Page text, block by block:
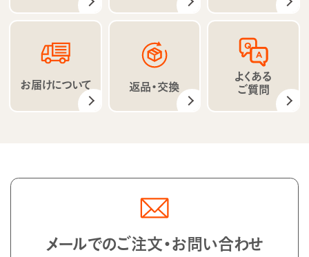
お届けについて 返品・交換
よくある
ご質問
メールでのご注文・お問い合わせ